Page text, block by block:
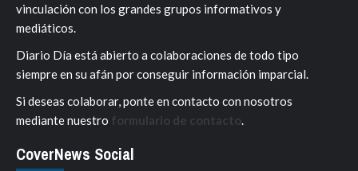
vinculación con los grandes grupos informativos y
mediáticos.
Diario Día está abierto a colaboraciones de todo tipo
siempre en su afán por conseguir información imparcial.
Si deseas colaborar, ponte en contacto con nosotros
mediante nuestro formulario de contacto.
CoverNews Social